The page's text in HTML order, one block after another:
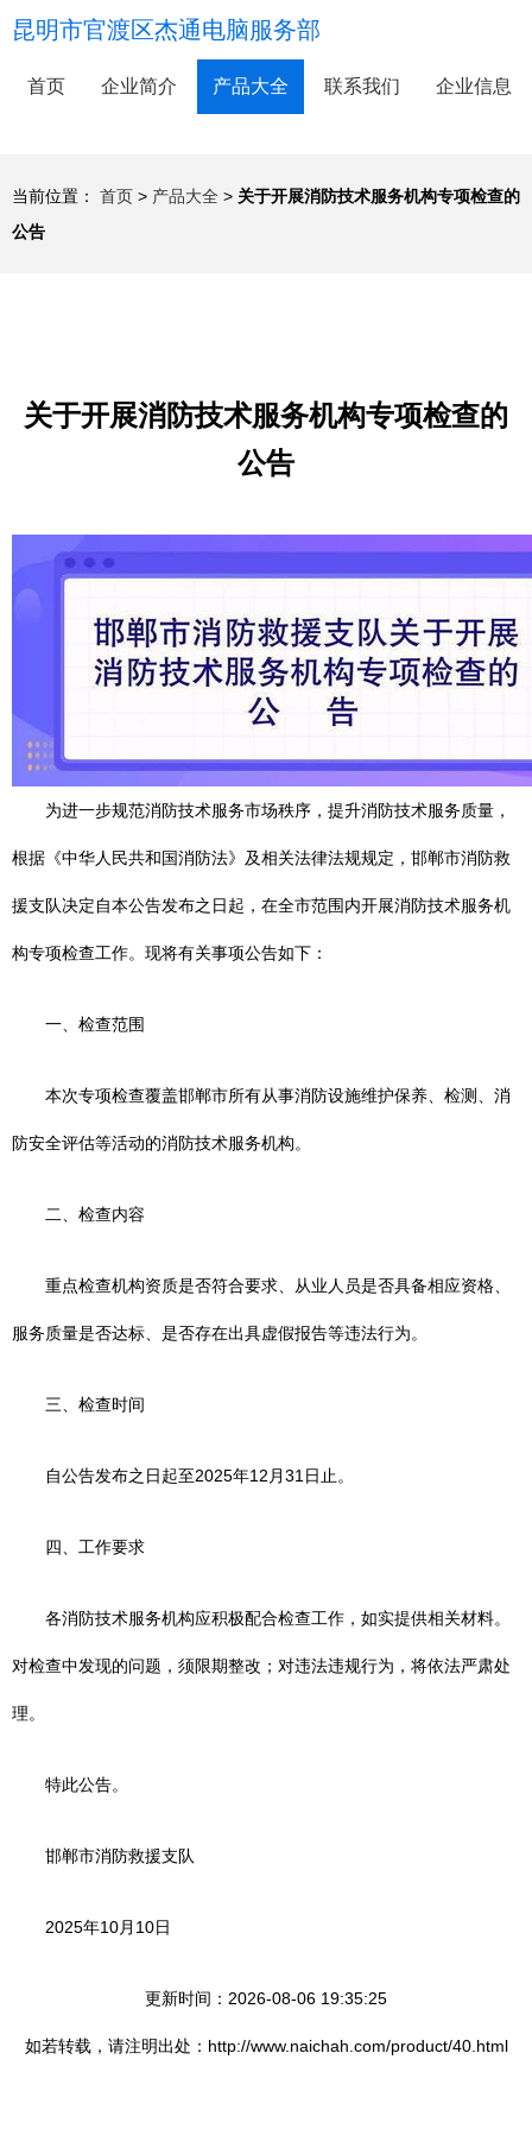
昆明市官渡区杰通电脑服务部
首页 企业简介 产品大全 联系我们 企业信息
当前位置： 首页 > 产品大全 > 关于开展消防技术服务机构专项检查的
公告
关于开展消防技术服务机构专项检查的
公告
为进一步规范消防技术服务市场秩序，提升消防技术服务质量，
根据《中华人民共和国消防法》及相关法律法规规定，邯郸市消防救
援支队决定自本公告发布之日起，在全市范围内开展消防技术服务机
构专项检查工作。现将有关事项公告如下：
一、检查范围
本次专项检查覆盖邯郸市所有从事消防设施维护保养、检测、消
防安全评估等活动的消防技术服务机构。
二、检查内容
重点检查机构资质是否符合要求、从业人员是否具备相应资格、
服务质量是否达标、是否存在出具虚假报告等违法行为。
三、检查时间
自公告发布之日起至2025年12月31日止。
四、工作要求
各消防技术服务机构应积极配合检查工作，如实提供相关材料。
对检查中发现的问题，须限期整改；对违法违规行为，将依法严肃处
理。
特此公告。
邯郸市消防救援支队
2025年10月10日
更新时间：2026-08-06 19:35:25
如若转载，请注明出处：http://www.naichah.com/product/40.html